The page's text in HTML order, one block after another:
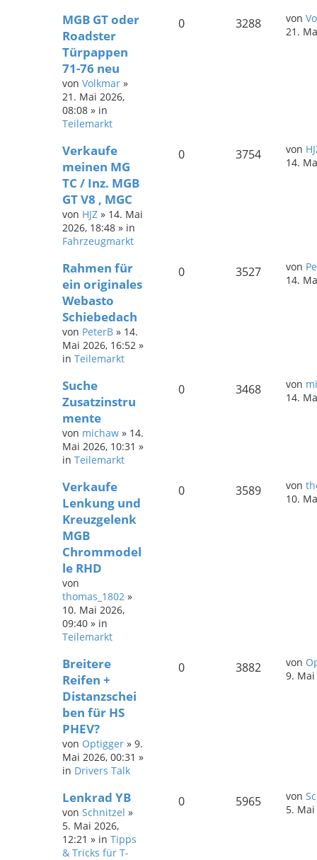
MGB GT oder
Roadster
Türpappen
71-76 neu
von Volkmar »
21. Mai 2026,
08:08 » in
Teilemarkt
0 3288 von
21.
Verkaufe
meinen MG
TC / Inz. MGB
GT V8 , MGC
von HJZ » 14. Mai
2026, 18:48 » in
Fahrzeugmarkt
0 3754 von
14.
Rahmen für
ein originales
Webasto
Schiebedach
von PeterB » 14.
Mai 2026, 16:52 »
in Teilemarkt
0 3527 von
14.
Suche
Zusatzinstru
mente
von michaw » 14.
Mai 2026, 10:31 »
in Teilemarkt
0 3468 von
14.
Verkaufe
Lenkung und
Kreuzgelenk
MGB
Chrommodel
le RHD
von
thomas_1802 »
10. Mai 2026,
09:40 » in
Teilemarkt
0 3589 von
10.
Breitere
Reifen +
Distanzschei
ben für HS
PHEV?
von Optigger » 9.
Mai 2026, 00:31 »
in Drivers Talk
0 3882 von
9. Mai
Lenkrad YB
von Schnitzel »
5. Mai 2026,
12:21 » in Tipps
& Tricks für T-
0 5965 von
5. Mai